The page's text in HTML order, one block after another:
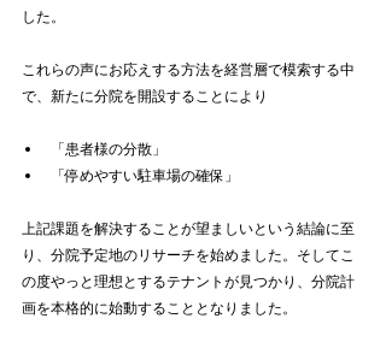
した。
これらの声にお応えする方法を経営層で模索する中
で、新たに分院を開設することにより
「患者様の分散」
「停めやすい駐車場の確保」
上記課題を解決することが望ましいという結論に至
り、分院予定地のリサーチを始めました。そしてこ
の度やっと理想とするテナントが見つかり、分院計
画を本格的に始動することとなりました。